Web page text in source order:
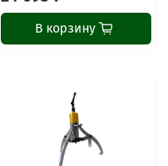
В корзину